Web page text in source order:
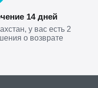
14 дней
у вас есть 2
о возврате